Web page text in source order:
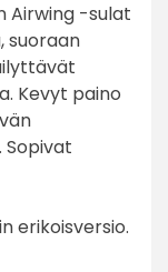
Airwing -sulat
suoraan
Kevyt paino
Sopivat
erikoisversio.